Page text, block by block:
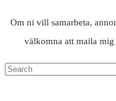
Om ni vill samarbeta,
välkomna att maila